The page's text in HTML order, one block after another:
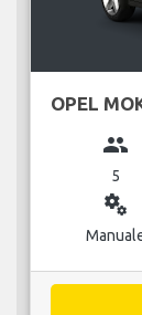
OPEL
group
5
miscellaneous_services